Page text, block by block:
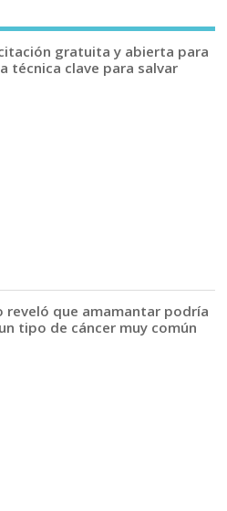
gratuita y abierta para
técnica clave para salvar
reveló que amamantar podría
tipo de cáncer muy común